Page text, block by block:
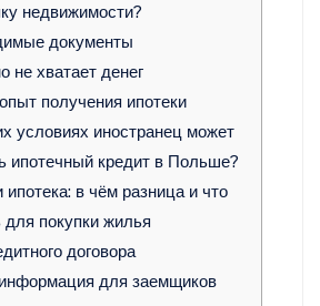
недвижимости?
документы
не хватает денег
получения ипотеки
условиях иностранец может
ипотечный кредит в Польше?
ипотека: в чём разница и что
для покупки жилья
договора
для заемщиков